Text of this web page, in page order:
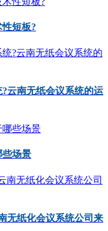
短板?
云南无纸会议系统的运
些场景
无纸化会议系统公司来